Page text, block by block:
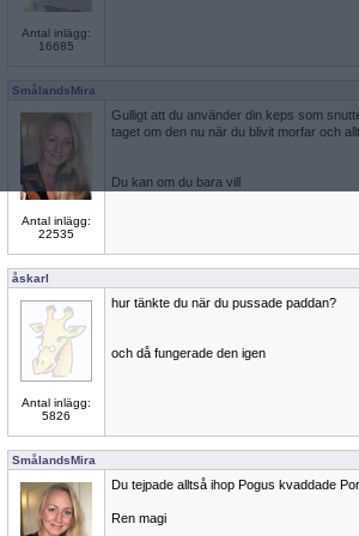
Antal inlägg:
16685
SmålandsMira
Antal inlägg:
22535
Gulligt att du använder din keps som
taget om den nu när du blivit morfar och
Du kan om du bara vill
åskarl
Antal inlägg:
5826
hur tänkte du när du pussade paddan?
och då fungerade den igen
SmålandsMira
Du tejpade alltså ihop Pogus kvaddade
Ren magi